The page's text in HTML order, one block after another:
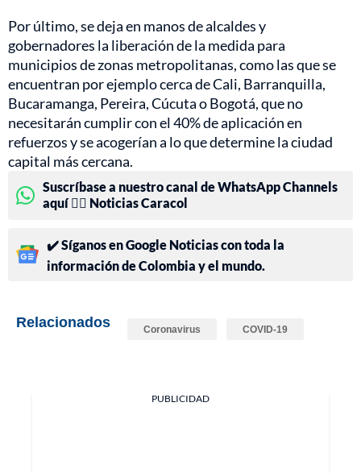
Por último, se deja en manos de alcaldes y
gobernadores la liberación de la medida para
municipios de zonas metropolitanas, como las que se
encuentran por ejemplo cerca de Cali, Barranquilla,
Bucaramanga, Pereira, Cúcuta o Bogotá, que no
necesitarán cumplir con el 40% de aplicación en
refuerzos y se acogerían a lo que determine la ciudad
capital más cercana.
Suscríbase a nuestro canal de WhatsApp Channels
aquí 👉🏻 Noticias Caracol
✔️ Síganos en Google Noticias con toda la
información de Colombia y el mundo.
Relacionados Coronavirus COVID-19
PUBLICIDAD